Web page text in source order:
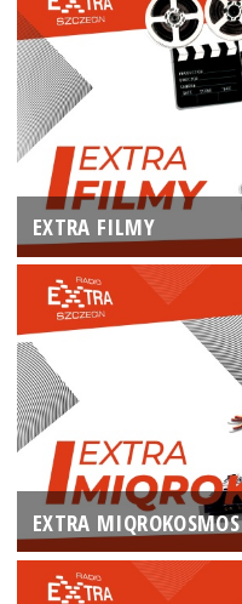
EXTRA FILMY
EXTRA MIQROKOSMOS